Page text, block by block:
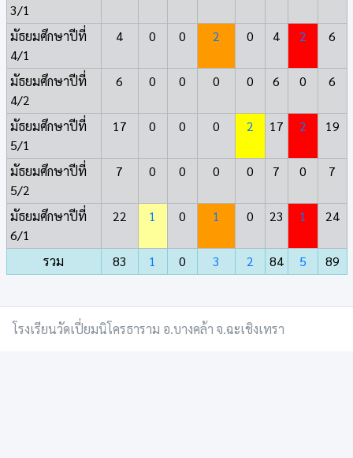
3/1
มัธยมศึกษาปีที่
4/1
4 0 0 2 0 4 2 6
มัธยมศึกษาปีที่
4/2
6 0 0 0 0 6 0 6
มัธยมศึกษาปีที่
5/1
17 0 0 0 2 17 2 19
มัธยมศึกษาปีที่
5/2
7 0 0 0 0 7 0 7
มัธยมศึกษาปีที่
6/1
22 1 0 1 0 23 1 24
รวม 83 1 0 3 2 84 5 89
โรงเรียนวัดเปี่ยมนิโครธาราม อ.บางคล้า จ.ฉะเชิงเทรา